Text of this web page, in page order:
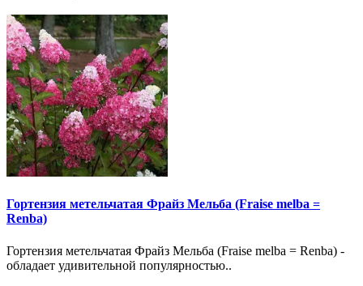
Гортензия метельчатая Фрайз Мельба (Fraise melba =
Renba)
Гортензия метельчатая Фрайз Мельба (Fraise melba = Renba) -
обладает удивительной популярностью..